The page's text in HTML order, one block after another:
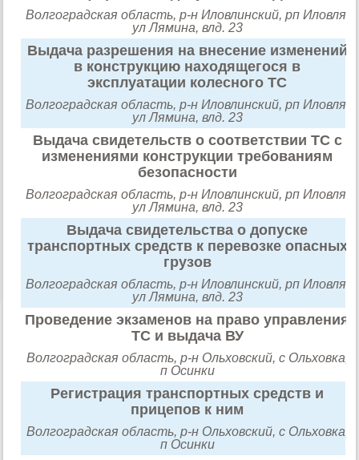
Волгоградская область, р-н Иловлинский, рп Иловля,
ул Лямина, влд. 23
Выдача разрешения на внесение изменений
в конструкцию находящегося в
эксплуатации колесного ТС
Волгоградская область, р-н Иловлинский, рп Иловля,
ул Лямина, влд. 23
Выдача свидетельств о соответствии ТС с
изменениями конструкции требованиям
безопасности
Волгоградская область, р-н Иловлинский, рп Иловля,
ул Лямина, влд. 23
Выдача свидетельства о допуске
транспортных средств к перевозке опасных
грузов
Волгоградская область, р-н Иловлинский, рп Иловля,
ул Лямина, влд. 23
Проведение экзаменов на право управления
ТС и выдача ВУ
Волгоградская область, р-н Ольховский, с Ольховка,
п Осинки
Регистрация транспортных средств и
прицепов к ним
Волгоградская область, р-н Ольховский, с Ольховка,
п Осинки